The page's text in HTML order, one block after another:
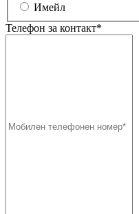
Имейл
Телефон за контакт*